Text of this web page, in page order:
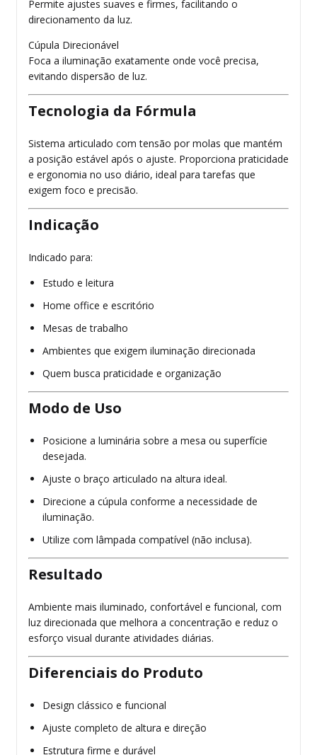
Permite ajustes suaves e firmes, facilitando o
direcionamento da luz.
Cúpula Direcionável
Foca a iluminação exatamente onde você precisa,
evitando dispersão de luz.
Tecnologia da Fórmula
Sistema articulado com tensão por molas que mantém
a posição estável após o ajuste. Proporciona praticidade
e ergonomia no uso diário, ideal para tarefas que
exigem foco e precisão.
Indicação
Indicado para:
Estudo e leitura
Home office e escritório
Mesas de trabalho
Ambientes que exigem iluminação direcionada
Quem busca praticidade e organização
Modo de Uso
Posicione a luminária sobre a mesa ou superfície
desejada.
Ajuste o braço articulado na altura ideal.
Direcione a cúpula conforme a necessidade de
iluminação.
Utilize com lâmpada compatível (não inclusa).
Resultado
Ambiente mais iluminado, confortável e funcional, com
luz direcionada que melhora a concentração e reduz o
esforço visual durante atividades diárias.
Diferenciais do Produto
Design clássico e funcional
Ajuste completo de altura e direção
Estrutura firme e durável